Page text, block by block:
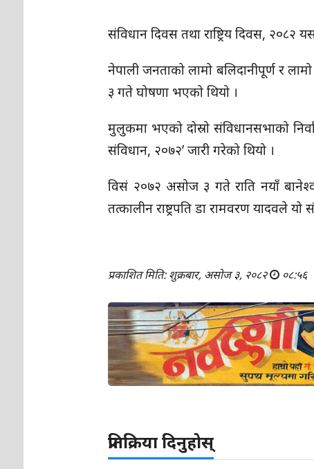
संविधान दिवस तथा राष्ट्रिय दिवस, २०८२
नेपाली जनताको लामो बलिदानीपूर्ण र
३ गते घोषणा भएको थियो ।
मुलुकमा भएको दोस्रो संविधानसभाको
संविधान, २०७२’ जारी गरेको थियो ।
विसं २०७२ असोज ३ गते राति नयाँ
तत्कालीन राष्ट्रपति डा रामवरण यादवले
प्रकाशित मिति: शुक्रबार, असोज ३, २०८२ ०८:५६
प्रतिक्रिया दिनुहोस्